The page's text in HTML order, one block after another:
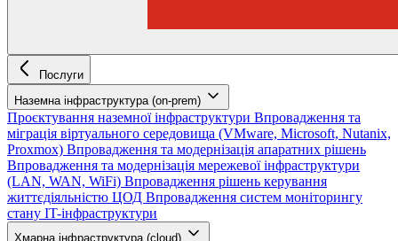
Послуги
Наземна інфраструктура (on-prem)
Проєктування наземної інфраструктури Впровадження та
міграція віртуального середовища (VMware, Microsoft, Nutanix,
Proxmox) Впровадження та модернізація апаратних рішень
Впровадження та модернізація мережевої інфраструктури
(LAN, WAN, WiFi) Впровадження рішень керування
життєдіяльністю ЦОД Впровадження систем моніторингу
стану IT-інфраструктури
Хмарна інфраструктура (cloud)